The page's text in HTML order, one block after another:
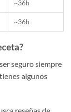
~36h
~36h
seguro siempre
algunos
reseñas de